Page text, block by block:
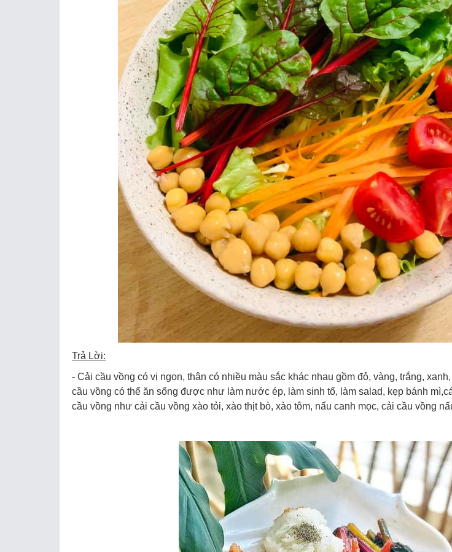
Trả Lời:
- Cải cầu vồng có vị ngọn, thân có nhiều màu sắc khác nhau gồm đỏ, vàng, trắng,
cầu vồng có thể ăn sống được như làm nước ép, làm sinh tố, làm salad, kẹp bánh
cầu vồng như cải cầu vồng xào tỏi, xào thịt bò, xào tôm, nấu canh mọc, cải cầu vồng